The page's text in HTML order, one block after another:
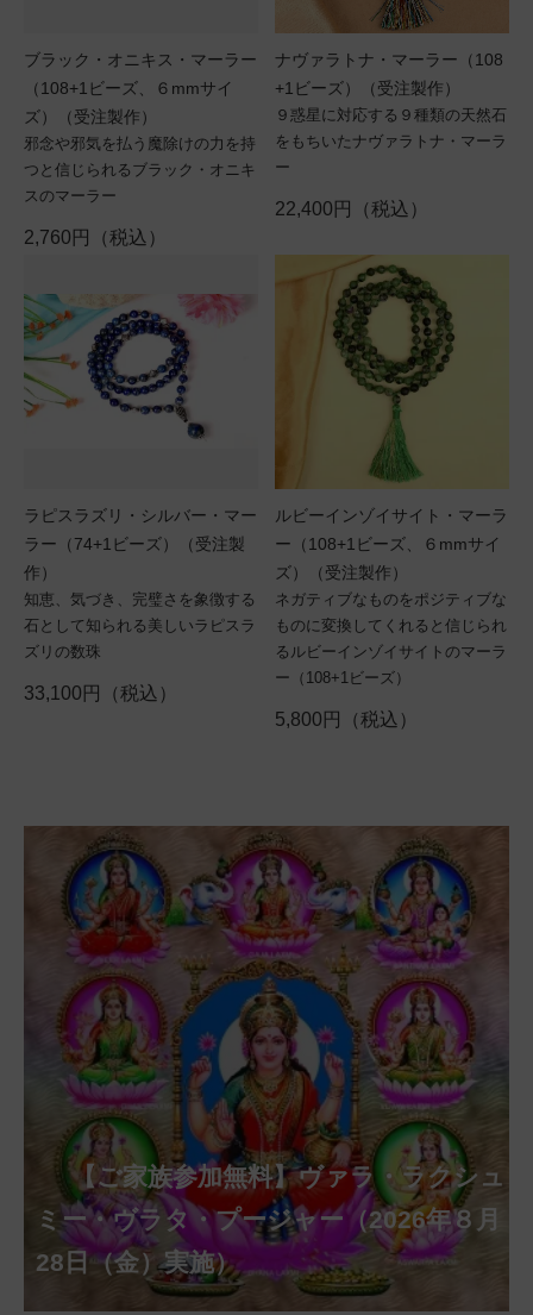
ブラック・オニキス・マーラー
（108+1ビーズ、６mmサイ
ズ）（受注製作）
邪念や邪気を払う魔除けの力を持
つと信じられるブラック・オニキ
スのマーラー
2,760円（税込）
ナヴァラトナ・マーラー（108
+1ビーズ）（受注製作）
９惑星に対応する９種類の天然石
をもちいたナヴァラトナ・マーラ
ー
22,400円（税込）
ラピスラズリ・シルバー・マー
ラー（74+1ビーズ）（受注製
作）
知恵、気づき、完璧さを象徴する
石として知られる美しいラピスラ
ズリの数珠
33,100円（税込）
ルビーインゾイサイト・マーラ
ー（108+1ビーズ、６mmサイ
ズ）（受注製作）
ネガティブなものをポジティブな
ものに変換してくれると信じられ
るルビーインゾイサイトのマーラ
ー（108+1ビーズ）
5,800円（税込）
【ご家族参加無料】アーディ・アマー
ヴァシャー・プージャー（2026年８月12
日（水）実施）
【ご家族参加無料】ラクシュミー・ク
ベーラ・マンスリー・プージャー（2026
年８月12日（水）実施）
【ご家族参加無料】ナーガ・パンチャ
ミー・プージャー（2026年８月17日
（月）実施）
【ご家族参加無料】ヴァラ・ラクシュ
ミー・ヴラタ・プージャー（2026年８月
28日（金）実施）
【ご家族参加無料】サンカタハラ・チ
ャトゥルティー・プージャー（2026年８
月31日（月）実施）
【ご家族参加無料】クリシュナ・ジャヤ
ンティー・プージャー（2026年９月４日
（金）実施）
【ご家族参加無料】ガネーシャ・チャ
トゥルティー・プージャー（2026年９月
14日（月）実施）
【ご家族参加無料】マハーラクシュミ
ー・ヴラタ・プージャー（2026年９月19
日（土）実施）
【ご家族参加無料】マハーラヤー・ア
マーヴァシャー・プージャー（2026年10
月10日（土）実施）
第220回グループ・ホーマ（ナーガ・
パンチャミー、2026年８月17日（月）実
施）
第221回グループ・ホーマ（ガーヤト
リー・ジャヤンティー、2026年８月28日
（金）実施）
アンナダーナ・プロジェクト（食事の奉
仕）
ポストコロナ福祉活動支援募金